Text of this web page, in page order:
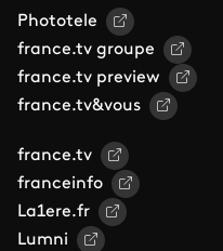
Phototele
france.tv groupe
france.tv preview
france.tv&vous
france.tv
franceinfo
La1ere.fr
Lumni